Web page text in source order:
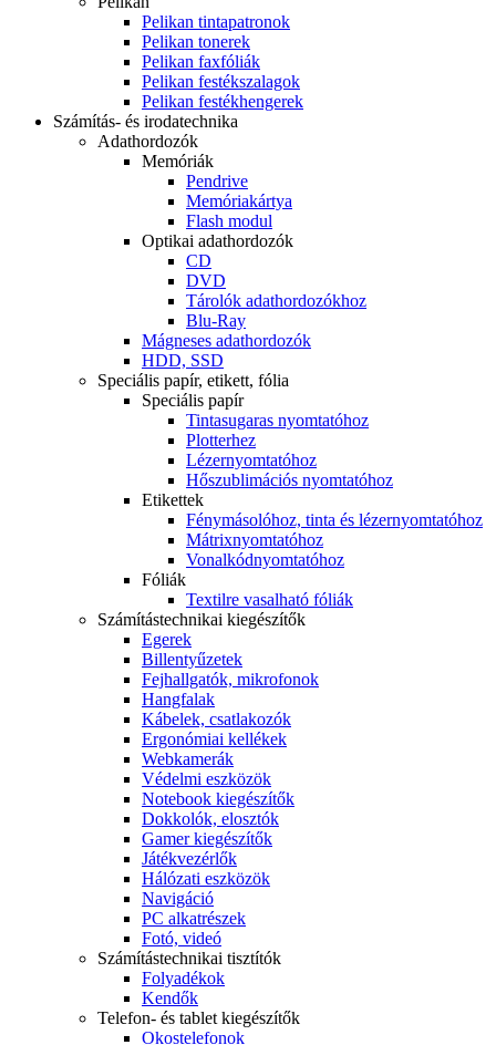
Pelikan tintapatronok
Pelikan tonerek
Pelikan faxfóliák
Pelikan festékszalagok
Pelikan festékhengerek
Számítás- és irodatechnika
Adathordozók
Memóriák
Pendrive
Memóriakártya
Flash modul
Optikai adathordozók
CD
DVD
Tárolók adathordozókhoz
Blu-Ray
Mágneses adathordozók
HDD, SSD
Speciális papír, etikett, fólia
Speciális papír
Tintasugaras nyomtatóhoz
Plotterhez
Lézernyomtatóhoz
Hőszublimációs nyomtatóhoz
Etikettek
Fénymásolóhoz, tinta és lézernyomtatóhoz
Mátrixnyomtatóhoz
Vonalkódnyomtatóhoz
Fóliák
Textilre vasalható fóliák
Számítástechnikai kiegészítők
Egerek
Billentyűzetek
Fejhallgatók, mikrofonok
Hangfalak
Kábelek, csatlakozók
Ergonómiai kellékek
Webkamerák
Védelmi eszközök
Notebook kiegészítők
Dokkolók, elosztók
Gamer kiegészítők
Játékvezérlők
Hálózati eszközök
Navigáció
PC alkatrészek
Fotó, videó
Számítástechnikai tisztítók
Folyadékok
Kendők
Telefon- és tablet kiegészítők
Okostelefonok